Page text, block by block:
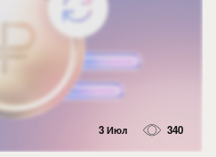
3 Июл 340